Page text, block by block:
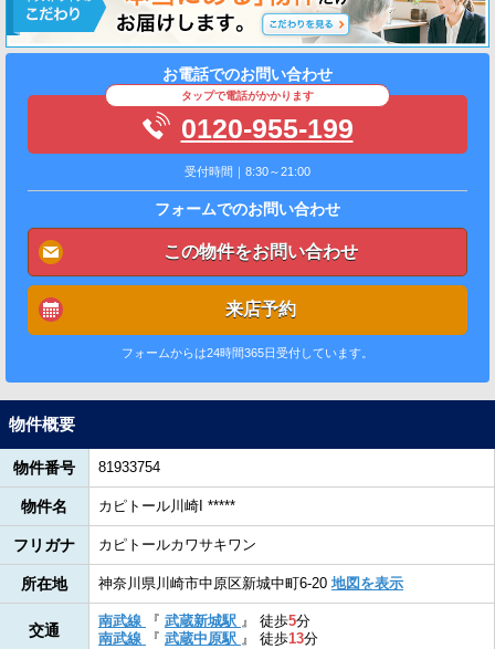
お電話でのお問い合わせ
タップで電話がかかります
0120-955-199
受付時間｜8:30～21:00
フォームでのお問い合わせ
この物件をお問い合わせ
来店予約
フォームからは24時間365日受付しています。
物件概要
物件番号 81933754
物件名 カピトール川崎I *****
フリガナ カピトールカワサキワン
所在地 神奈川県川崎市中原区新城中町6-20 地図を表示
交通
南武線 『 武蔵新城駅 』 徒歩5分
南武線
『 武蔵中原駅 』 徒歩13分